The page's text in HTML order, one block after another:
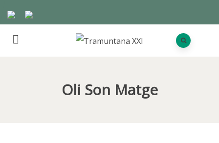
Oli Son Matge